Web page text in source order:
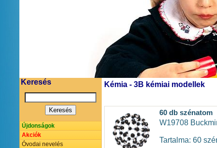
Keresés
Újdonságok
Akciók
Óvodai nevelés
Kémia - 3B kémiai modellek
60 db szénatom
W19708
Tartalma: 60